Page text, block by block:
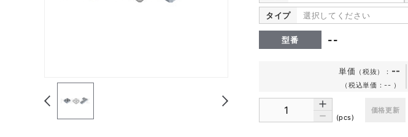
タイプ 選択してください
型番 --
単価 （税抜） ： --
（税込単価：-- ）
(pcs)
価格更新